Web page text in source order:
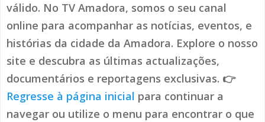
válido. No TV Amadora, somos o seu canal
online para acompanhar as notícias, eventos, e
histórias da cidade da Amadora. Explore o nosso
site e descubra as últimas actualizações,
documentários e reportagens exclusivas. 👉
Regresse à página inicial para continuar a
navegar ou utilize o menu para encontrar o que